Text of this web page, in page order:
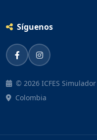
Síguenos
© 2026 ICFES Simulador
Colombia